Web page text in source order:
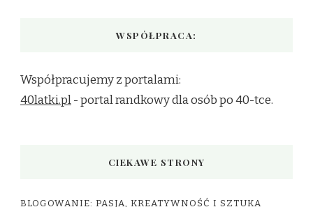
WSPÓŁPRACA:
Współpracujemy z portalami:
40latki.pl- portal randkowy dla osób po 40-tce.
CIEKAWE STRONY
BLOGOWANIE: PASJA, KREATYWNOŚĆ I SZTUKA